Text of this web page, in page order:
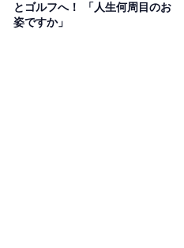
とゴルフへ！ 「人生何周目のお
姿ですか」